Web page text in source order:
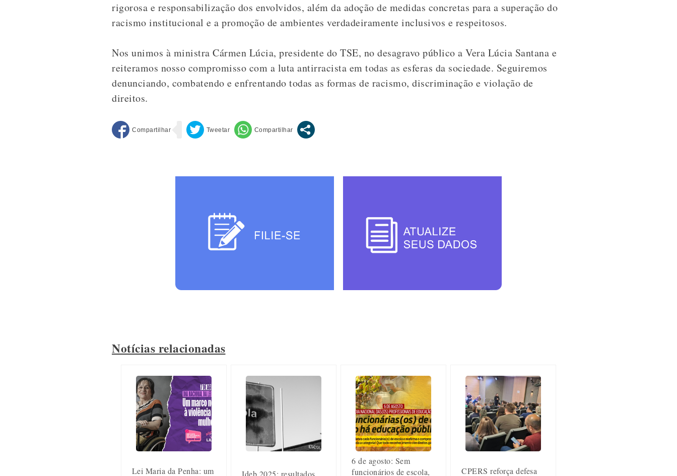
rigorosa e responsabilização dos envolvidos, além da adoção de medidas concretas para a superação do
racismo institucional e a promoção de ambientes verdadeiramente inclusivos e respeitosos.
Nos unimos à ministra Cármen Lúcia, presidente do TSE, no desagravo público a Vera Lúcia Santana e
reiteramos nosso compromisso com a luta antirracista em todas as esferas da sociedade. Seguiremos
denunciando, combatendo e enfrentando todas as formas de racismo, discriminação e violação de
direitos.
Notícias relacionadas
Lei Maria da Penha: um
Ideb 2025: resultados
6 de agosto: Sem
funcionários de escola,
CPERS reforça defesa